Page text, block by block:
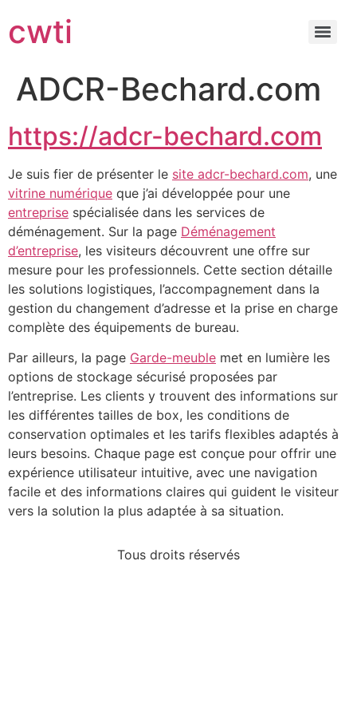
cwti
ADCR-Bechard.com
https://adcr-bechard.com
Je suis fier de présenter le site adcr-bechard.com, une
vitrine numérique que j’ai développée pour une
entreprise spécialisée dans les services de
déménagement. Sur la page Déménagement
d’entreprise, les visiteurs découvrent une offre sur
mesure pour les professionnels. Cette section détaille
les solutions logistiques, l’accompagnement dans la
gestion du changement d’adresse et la prise en charge
complète des équipements de bureau.
Par ailleurs, la page Garde-meuble met en lumière les
options de stockage sécurisé proposées par
l’entreprise. Les clients y trouvent des informations sur
les différentes tailles de box, les conditions de
conservation optimales et les tarifs flexibles adaptés à
leurs besoins. Chaque page est conçue pour offrir une
expérience utilisateur intuitive, avec une navigation
facile et des informations claires qui guident le visiteur
vers la solution la plus adaptée à sa situation.
Tous droits réservés